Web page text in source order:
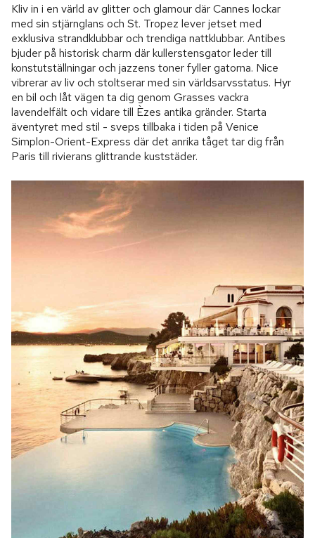
Kliv in i en värld av glitter och glamour där Cannes lockar
med sin stjärnglans och St. Tropez lever jetset med
exklusiva strandklubbar och trendiga nattklubbar. Antibes
bjuder på historisk charm där kullerstensgator leder till
konstutställningar och jazzens toner fyller gatorna. Nice
vibrerar av liv och stoltserar med sin världsarvsstatus. Hyr
en bil och låt vägen ta dig genom Grasses vackra
lavendelfält och vidare till Èzes antika gränder. Starta
äventyret med stil - sveps tillbaka i tiden på Venice
Simplon-Orient-Express där det anrika tåget tar dig från
Paris till rivierans glittrande kuststäder.